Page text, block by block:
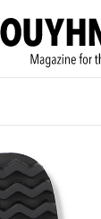
BLOG
ション、カルチャー、
ADDICT #憧